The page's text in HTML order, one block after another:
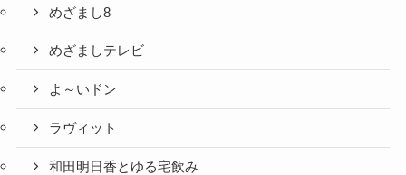
めざまし8
めざましテレビ
よ～いドン
ラヴィット
和田明日香とゆる宅飲み